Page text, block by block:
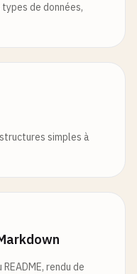
de données,
simples à
rendu de